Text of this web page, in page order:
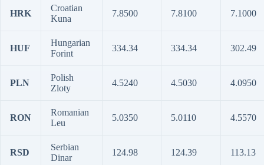
HRK
Croatian
Kuna
7.8500 7.8100 7.1000
HUF
Hungarian
Forint
334.34 334.34 302.49
PLN
Polish
Zloty
4.5240 4.5030 4.0950
RON
Romanian
Leu
5.0350 5.0110 4.5570
RSD
Serbian
Dinar
124.98 124.39 113.13